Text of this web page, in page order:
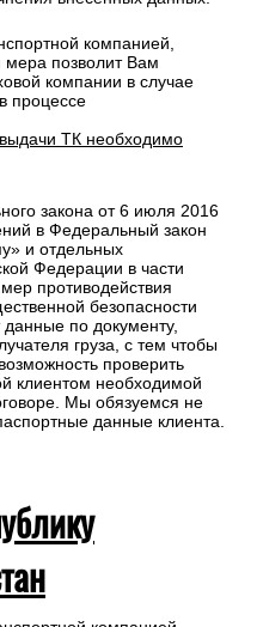
компанией,
мера позволит Вам
компании в случае
процессе
ТК необходимо
закона от 6 июля 2016
в Федеральный закон
и отдельных
Федерации в части
противодействия
безопасности
по документу,
груза, с тем чтобы
проверить
клиентом необходимой
Мы обязуемся не
данные клиента.